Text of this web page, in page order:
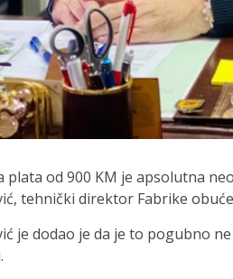
plata od 900 KM je apsolutna
tehnički direktor Fabrike
je dodao je da je to pogubno